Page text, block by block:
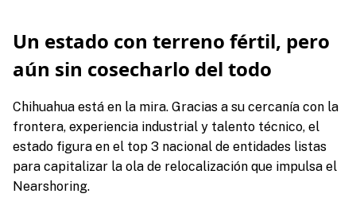
Un estado con terreno fértil, pero
aún sin cosecharlo del todo
Chihuahua está en la mira. Gracias a su cercanía con la
frontera, experiencia industrial y talento técnico, el
estado figura en el top 3 nacional de entidades listas
para capitalizar la ola de relocalización que impulsa el
Nearshoring.